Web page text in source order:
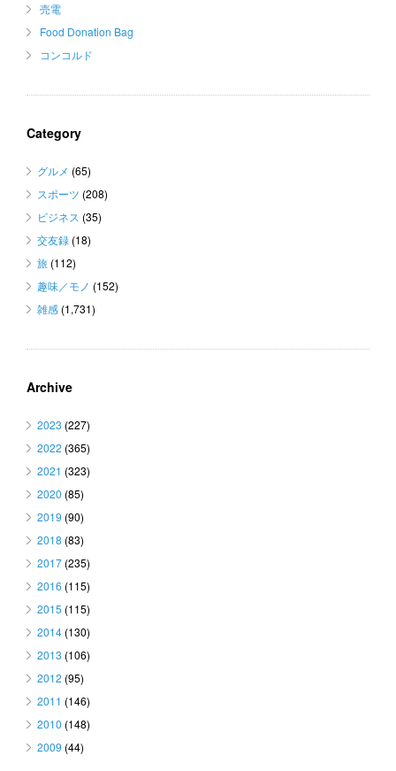
売電
Food Donation Bag
コンコルド
Category
グルメ (65)
スポーツ (208)
ビジネス (35)
交友録 (18)
旅 (112)
趣味／モノ (152)
雑感 (1,731)
Archive
2023 (227)
2022 (365)
2021 (323)
2020 (85)
2019 (90)
2018 (83)
2017 (235)
2016 (115)
2015 (115)
2014 (130)
2013 (106)
2012 (95)
2011 (146)
2010 (148)
2009 (44)